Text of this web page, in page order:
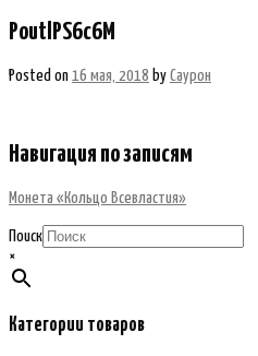
PoutlPS6c6M
Posted on 16 мая, 2018 by Саурон
Навигация по записям
Монета «Кольцо Всевластия»
Поиск
×
Категории товаров